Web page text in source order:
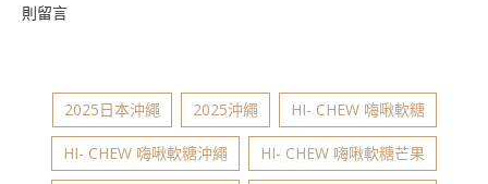
則留言
2025日本沖繩 2025沖繩 HI- CHEW 嗨啾軟糖
HI- CHEW 嗨啾軟糖沖繩 HI- CHEW 嗨啾軟糖芒果